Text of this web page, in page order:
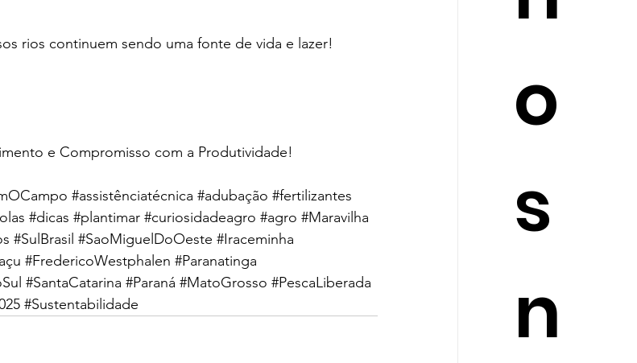
o
s
n
rios continuem sendo uma fonte de vida e lazer!
e Compromisso com a Produtividade!
#assistênciatécnica #adubação #fertilizantes
#dicas #plantimar #curiosidadeagro #agro #Maravilha
#SulBrasil #SaoMiguelDoOeste #Iraceminha
#FredericoWestphalen #Paranatinga
#SantaCatarina #Paraná #MatoGrosso #PescaLiberada
#Sustentabilidade